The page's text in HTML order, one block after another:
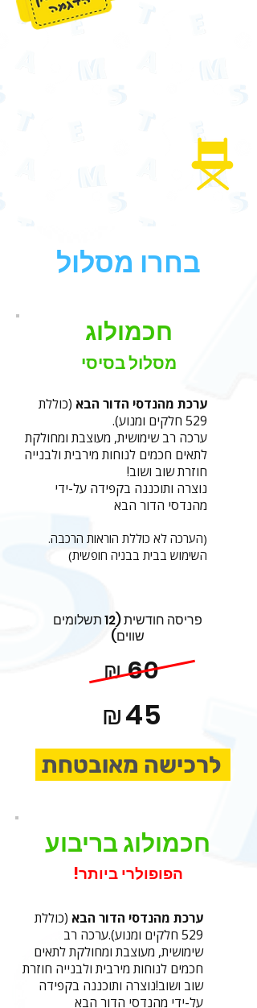
בחרו מסלול
חכמולוג
מסלול בסיסי
ערכת מהנדסי הדור הבא (כוללת
529 חלקים ומנוע).
ערכה רב שימושית, מעוצבת ומחולקת
לתאים חכמים לנוחות מירבית ולבנייה
חוזרת שוב ושוב!
נוצרה ותוכננה בקפידה על-ידי
מהנדסי הדור הבא
(הערכה לא כוללת הוראות הרכבה.
השימוש בבית בבניה חופשית)
פריסה חודשית (12 תשלומים
שווים)
60
₪
45
₪
לרכישה מאובטחת
חכמולוג בריבוע
הפופולרי ביותר!
ערכת מהנדסי הדור הבא (כוללת
529 חלקים ומנוע).
ערכה רב
שימושית, מעוצבת ומחולקת לתאים
חכמים לנוחות מירבית ולבנייה חוזרת
שוב ושוב!נוצרה ותוכננה בקפידה
על-ידי מהנדסי הדור הבא